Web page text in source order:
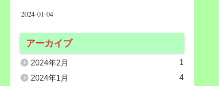
2024-01-04
アーカイブ
2024年2月
1
2024年1月
4